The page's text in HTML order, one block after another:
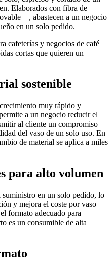
Elaborados con fibra de
abastecen a un negocio
en un solo pedido.
cafeterías y negocios de café
cortas que quieren un
sostenible
muy rápido y
a un negocio reducir el
al cliente un compromiso
del vaso de un solo uso. En
de material se aplica a miles
para alto volumen
en un solo pedido, lo
y mejora el coste por vaso
formato adecuado para
es un consumible de alta